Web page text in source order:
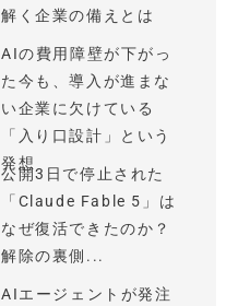
解く企業の備えとは
AIの費用障壁が下がっ
た今も、導入が進まな
い企業に欠けている
「入り口設計」という
発想
公開3日で停止された
「Claude Fable 5」は
なぜ復活できたのか？
解除の裏側...
AIエージェントが発注